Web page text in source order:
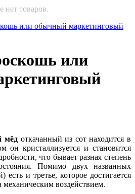
нет товаров.
или обычный маркетинговый
или
мёдоткачанный из сот находится в
он кристаллизуется и становится
что бывает разная степень
Помимо двух названных
есть и третье, которое достигается
механическим воздействием.